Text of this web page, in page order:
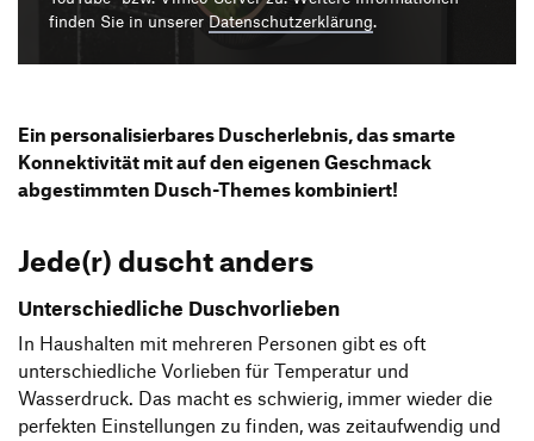
Transfer und Kooperation
Produktgestaltung B.A.
finden Sie in unsererDatenschutzerklärung.
Ein personalisierbares Duscherlebnis, das smarte
Konnektivität mit auf den eigenen Geschmack
abgestimmten Dusch-Themes kombiniert!
Jede(r) duscht anders
Unterschiedliche Duschvorlieben
In Haushalten mit mehreren Personen gibt es oft
unterschiedliche Vorlieben für Temperatur und
Wasserdruck. Das macht es schwierig, immer wieder die
perfekten Einstellungen zu finden, was zeitaufwendig und